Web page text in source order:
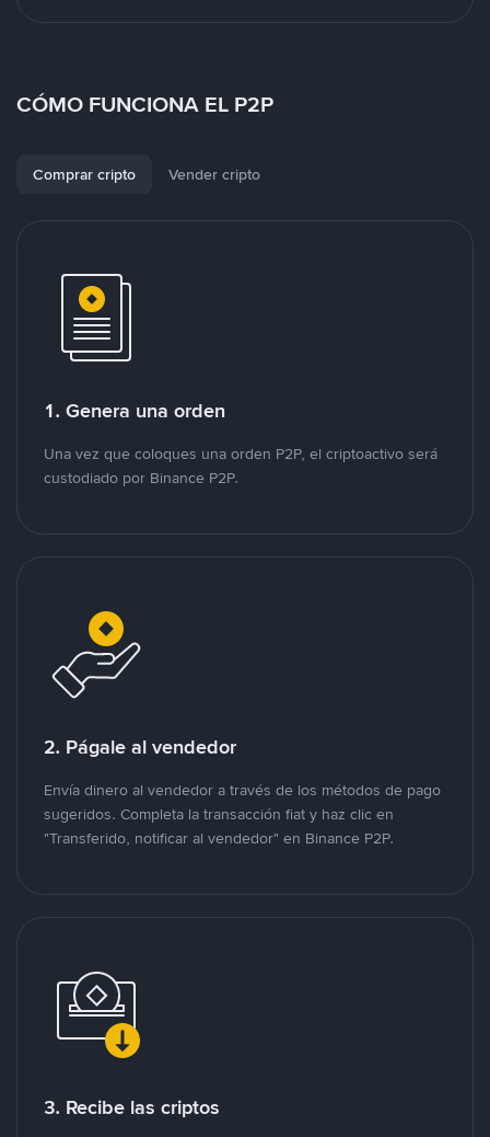
CÓMO FUNCIONA EL P2P
Comprar cripto Vender cripto
1. Genera una orden
Una vez que coloques una orden P2P, el criptoactivo será
custodiado por Binance P2P.
2. Págale al vendedor
Envía dinero al vendedor a través de los métodos de pago
sugeridos. Completa la transacción fiat y haz clic en
"Transferido, notificar al vendedor" en Binance P2P.
3. Recibe las criptos